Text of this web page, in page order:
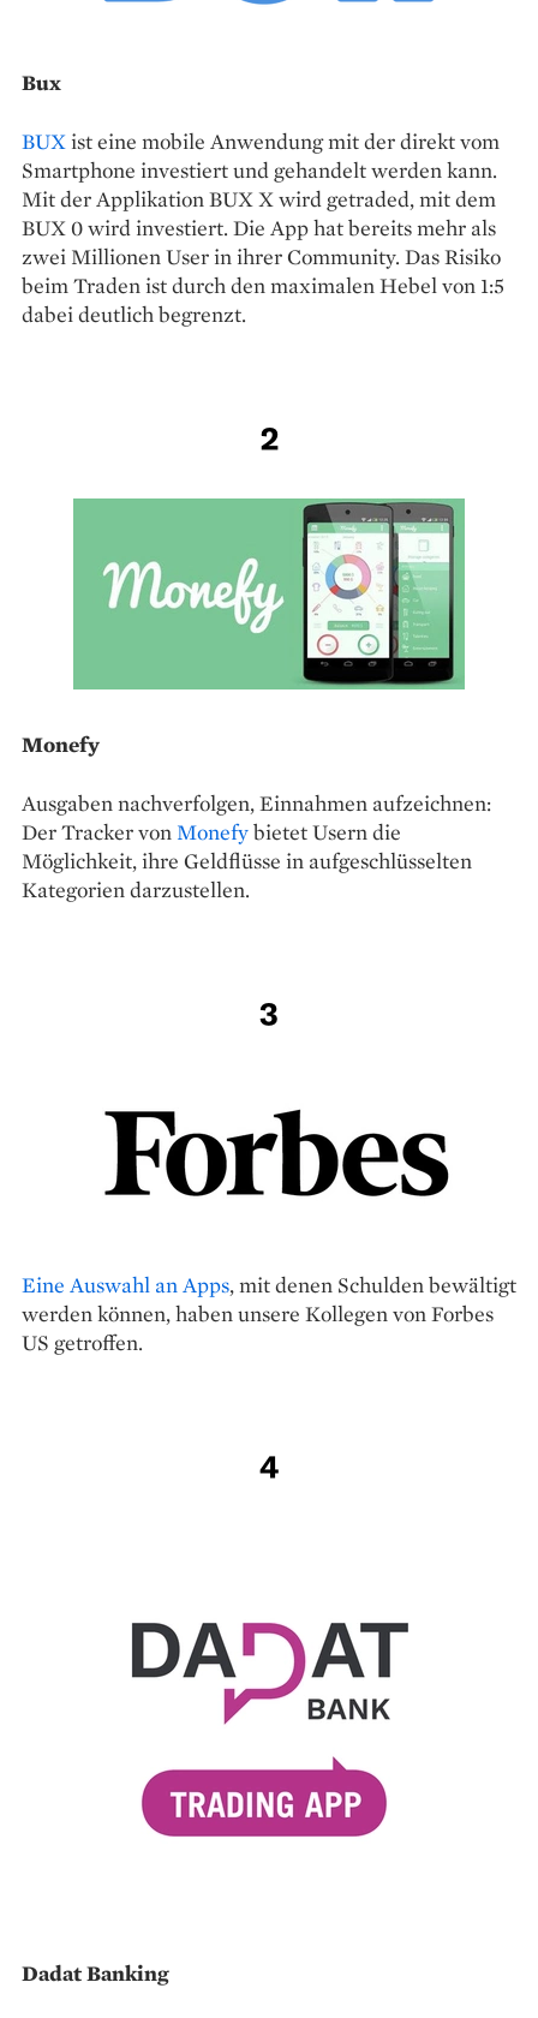
Bux
BUXist eine mobile Anwendung mit der direkt vom
Smartphone investiert und gehandelt werden kann.
Mit der Applikation BUX X wird getraded, mit dem
BUX 0 wird investiert. Die App hat bereits mehr als
zwei Millionen User in ihrer Community. Das Risiko
beim Traden ist durch den maximalen Hebel von 1:5
dabei deutlich begrenzt.
2
Monefy
Ausgaben nachverfolgen, Einnahmen ­aufzeichnen:
Der Tracker von ­ Monefybietet Usern die
Möglichkeit, ihre Geldflüsse in aufgeschlüsselten
Kategorien darzustellen.
3
Eine Auswahl an Apps, mit denen Schulden bewältigt
werden können, haben unsere Kollegen von Forbes
US getroffen.
4
Dadat Banking